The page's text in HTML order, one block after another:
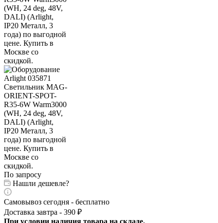
По запросу
Нашли дешевле?
Самовывоз сегодня - бесплатно
Доставка завтра - 390 ₽
При условии наличия товара на складе.